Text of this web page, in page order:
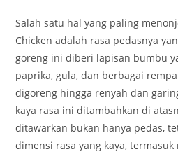
Salah satu hal yang paling
Chicken adalah rasa pedasnya
goreng ini diberi lapisan bumbu
paprika, gula, dan berbagai
digoreng hingga renyah dan
kaya rasa ini ditambahkan di
ditawarkan bukan hanya pedas,
dimensi rasa yang kaya,